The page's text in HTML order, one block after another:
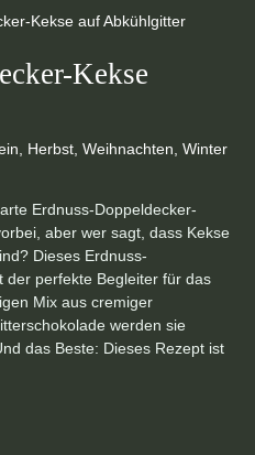
Kekse
Herbst Weihnachten Winter
Erdnuss-Doppeldecker-
aber wer sagt, dass Kekse
Dieses Erdnuss-
der perfekte Begleiter für das
Mix aus cremiger
werden sie
das Beste: Dieses Rezept ist